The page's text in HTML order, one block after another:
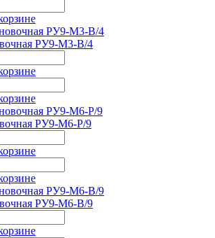
РУ9-М3-В/4
РУ9-М6-Р/9
РУ9-М6-В/9